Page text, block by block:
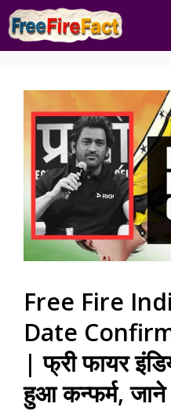
Skip
to
Free Fire
Date
| फ्री फायर
हुआ कन्फर्म, जाने